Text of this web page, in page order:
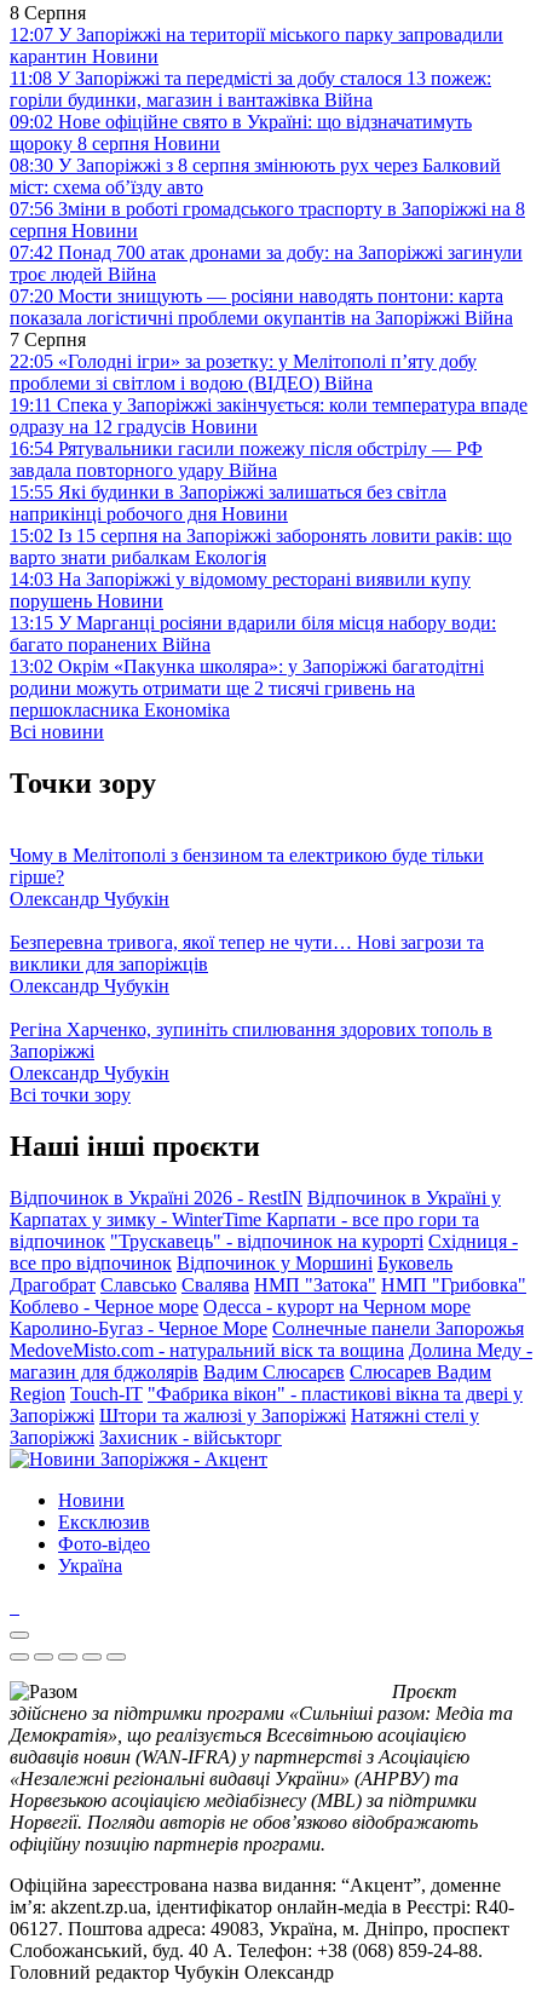
8 Серпня
12:07 У Запоріжжі на території міського парку запровадили
карантин Новини
11:08 У Запоріжжі та передмісті за добу сталося 13 пожеж:
горіли будинки, магазин і вантажівка Війна
09:02 Нове офіційне свято в Україні: що відзначатимуть
щороку 8 серпня Новини
08:30 У Запоріжжі з 8 серпня змінюють рух через Балковий
міст: схема об’їзду авто
07:56 Зміни в роботі громадського траспорту в Запоріжжі на 8
серпня Новини
07:42 Понад 700 атак дронами за добу: на Запоріжжі загинули
троє людей Війна
07:20 Мости знищують — росіяни наводять понтони: карта
показала логістичні проблеми окупантів на Запоріжжі Війна
7 Серпня
22:05 «Голодні ігри» за розетку: у Мелітополі п’яту добу
проблеми зі світлом і водою (ВІДЕО) Війна
19:11 Спека у Запоріжжі закінчується: коли температура впаде
одразу на 12 градусів Новини
16:54 Рятувальники гасили пожежу після обстрілу — РФ
завдала повторного удару Війна
15:55 Які будинки в Запоріжжі залишаться без світла
наприкінці робочого дня Новини
15:02 Із 15 серпня на Запоріжжі заборонять ловити раків: що
варто знати рибалкам Екологія
14:03 На Запоріжжі у відомому ресторані виявили купу
порушень Новини
13:15 У Марганці росіяни вдарили біля місця набору води:
багато поранених Війна
13:02 Окрім «Пакунка школяра»: у Запоріжжі багатодітні
родини можуть отримати ще 2 тисячі гривень на
першокласника Економіка
Всі новини
Точки зору
Чому в Мелітополі з бензином та електрикою буде тільки
гірше?
Олександр Чубукін
Безперевна тривога, якої тепер не чути… Нові загрози та
виклики для запоріжців
Олександр Чубукін
Регіна Харченко, зупиніть спилювання здорових тополь в
Запоріжжі
Олександр Чубукін
Всі точки зору
Наші інші проєкти
Відпочинок в Україні 2026 - RestIN Відпочинок в Україні у
Карпатах у зимку - WinterTime Карпати - все про гори та
відпочинок "Трускавець" - відпочинок на курорті Східниця -
все про відпочинок Відпочинок у Моршині Буковель
Драгобрат Славсько Свалява НМП "Затока" НМП "Грибовка"
Коблево - Черное море Одесса - курорт на Черном море
Каролино-Бугаз - Черное Море Солнечные панели Запорожья
MedoveMisto.com - натуральний віск та вощина Долина Меду -
магазин для бджолярів Вадим Слюсарєв Слюсарев Вадим
Region Touch-IT "Фабрика вікон" - пластикові вікна та двері у
Запоріжжі Штори та жалюзі у Запоріжжі Натяжні стелі у
Запоріжжі Захисник - військторг
Новини
Ексклюзив
Фото-відео
Україна
Проєкт
здійснено за підтримки програми «Сильніші разом: Медіа та
Демократія», що реалізується Всесвітньою асоціацією
видавців новин (WAN-IFRA) у партнерстві з Асоціацією
«Незалежні регіональні видавці України» (АНРВУ) та
Норвезькою асоціацією медіабізнесу (MBL) за підтримки
Норвегії. Погляди авторів не обов’язково відображають
офіційну позицію партнерів програми.
Офіційна зареєстрована назва видання: “Акцент”, доменне
ім’я: akzent.zp.ua, ідентифікатор онлайн-медіа в Реєстрі: R40-
06127. Поштова адреса: 49083, Україна, м. Дніпро, проспект
Слобожанський, буд. 40 А. Телефон: +38 (068) 859-24-88.
Головний редактор Чубукін Олександр